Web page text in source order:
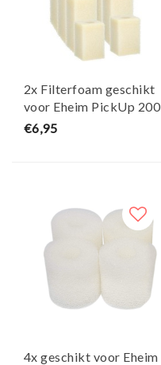
2x Filterfoam geschikt
voor Eheim PickUp 200
- Maja Koi
€6,95
4x geschikt voor Eheim